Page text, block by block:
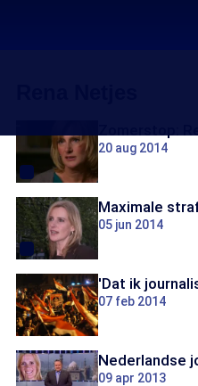
20 aug 2014
Maximale
05 jun 2014
'Dat ik
07 feb 2014
Nederlandse
09 apr 2013